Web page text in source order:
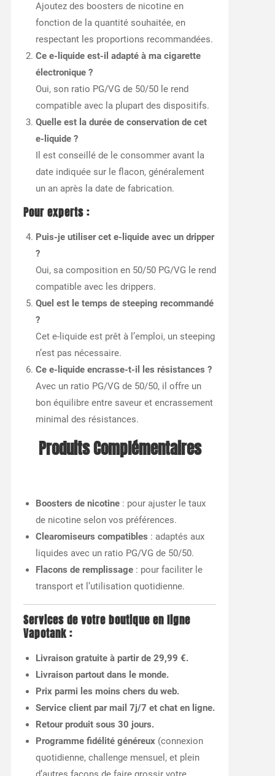
Ajoutez des boosters de nicotine en
fonction de la quantité souhaitée, en
respectant les proportions recommandées.
Ce e-liquide est-il adapté à ma cigarette
électronique ?
Oui, son ratio PG/VG de 50/50 le rend
compatible avec la plupart des dispositifs.
Quelle est la durée de conservation de cet
e-liquide ?
Il est conseillé de le consommer avant la
date indiquée sur le flacon, généralement
un an après la date de fabrication.
Pour experts :
Puis-je utiliser cet e-liquide avec un dripper
?
Oui, sa composition en 50/50 PG/VG le rend
compatible avec les drippers.
Quel est le temps de steeping recommandé
?
Cet e-liquide est prêt à l’emploi, un steeping
n’est pas nécessaire.
Ce e-liquide encrasse-t-il les résistances ?
Avec un ratio PG/VG de 50/50, il offre un
bon équilibre entre saveur et encrassement
minimal des résistances.
Produits Complémentaires
Boosters de nicotine: pour ajuster le taux
de nicotine selon vos préférences.
Clearomiseurs compatibles : adaptés aux
liquides avec un ratio PG/VG de 50/50.
Flacons de remplissage: pour faciliter le
transport et l’utilisation quotidienne.
Services de votre boutique en ligne
Vapotank :
Livraison gratuite à partir de 29,99 €.
Livraison partout dans le monde.
Prix parmi les moins chers du web.
Service client par mail 7j/7 et chat en ligne.
Retour produit sous 30 jours.
Programme fidélité généreux(connexion
quotidienne, challenge mensuel, et plein